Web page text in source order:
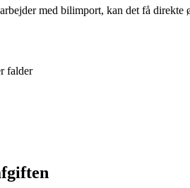
med bilimport, kan det få
falder